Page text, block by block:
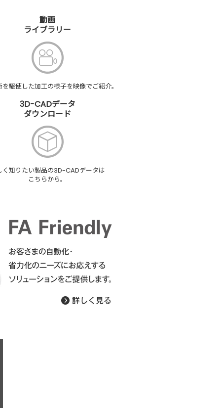
動画
ライブラリー
を駆使した加工の様子を映像でご紹介。
3D-CADデータ
ダウンロード
知りたい製品の3D-CADデータは
こちらから。